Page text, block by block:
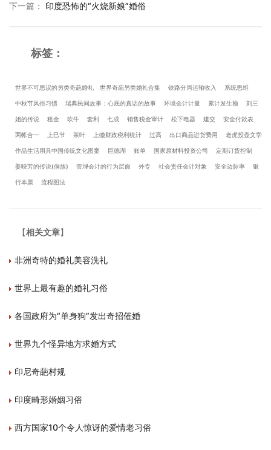
下一篇 ： 印度恐怖的“火烧新娘”婚俗
标签：
世界不可思议的另类奇葩婚礼 世界奇葩另类婚礼合集 铁路分局运输收入 系统思维
中秋节风俗习惯 瑞典民间故事：心底的真话的故事 环境会计计量 累计发生额 刘三
姐的传说 租金 吹牛 套利 七成 销售税金审计 松下电器 建交 安全付款表
两帐合一 上巳节 茶叶 上缴财政税利统计 过高 出口商品进货费用 老虎投壶文学
作品生活用具中国传统文化图案 巨德湖 账单 国家原材料投资公司 定期订货控制
姜映芳的传说(侗族) 管理会计的行为层面 外专 社会责任会计对象 安全边际率 银
行本票 流程图法
【相关文章】
非洲奇特的婚礼美容洗礼
世界上最有趣的婚礼习俗
各国政府为“单身狗”发出奇招催婚
世界九个怪异地方求婚方式
印尼奇葩村规
印度畸形婚姻习俗
西方国家10个令人惊讶的爱情老习俗